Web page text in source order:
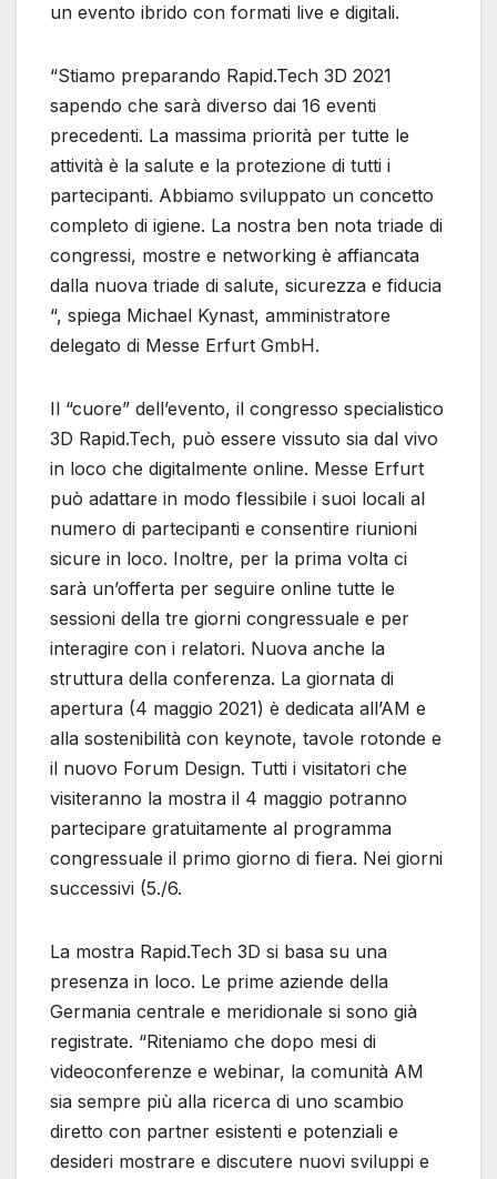
un evento ibrido con formati live e digitali.
“Stiamo preparando Rapid.Tech 3D 2021
sapendo che sarà diverso dai 16 eventi
precedenti. La massima priorità per tutte le
attività è la salute e la protezione di tutti i
partecipanti. Abbiamo sviluppato un concetto
completo di igiene. La nostra ben nota triade di
congressi, mostre e networking è affiancata
dalla nuova triade di salute, sicurezza e fiducia
“, spiega Michael Kynast, amministratore
delegato di Messe Erfurt GmbH.
Il “cuore” dell’evento, il congresso specialistico
3D Rapid.Tech, può essere vissuto sia dal vivo
in loco che digitalmente online. Messe Erfurt
può adattare in modo flessibile i suoi locali al
numero di partecipanti e consentire riunioni
sicure in loco. Inoltre, per la prima volta ci
sarà un’offerta per seguire online tutte le
sessioni della tre giorni congressuale e per
interagire con i relatori. Nuova anche la
struttura della conferenza. La giornata di
apertura (4 maggio 2021) è dedicata all’AM e
alla sostenibilità con keynote, tavole rotonde e
il nuovo Forum Design. Tutti i visitatori che
visiteranno la mostra il 4 maggio potranno
partecipare gratuitamente al programma
congressuale il primo giorno di fiera. Nei giorni
successivi (5./6.
La mostra Rapid.Tech 3D si basa su una
presenza in loco. Le prime aziende della
Germania centrale e meridionale si sono già
registrate. “Riteniamo che dopo mesi di
videoconferenze e webinar, la comunità AM
sia sempre più alla ricerca di uno scambio
diretto con partner esistenti e potenziali e
desideri mostrare e discutere nuovi sviluppi e